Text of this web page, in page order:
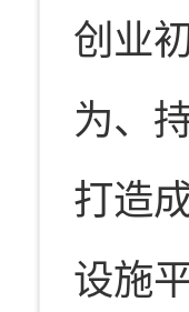
创业
为、
打造
设施